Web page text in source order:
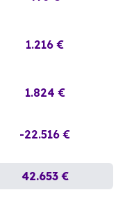
1.216 €
1.824 €
-22.516 €
42.653 €